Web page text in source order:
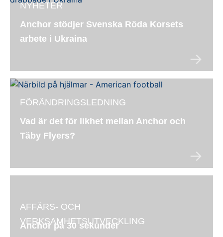
NYHETER
Anchor stödjer Svenska Röda Korsets
arbete i Ukraina
FÖRÄNDRINGSLEDNING
Vad är det för likhet mellan Anchor och
Täby Flyers?
AFFÄRS- OCH
VERKSAMHETSUTVECKLING
Anchor på 30 sekunder